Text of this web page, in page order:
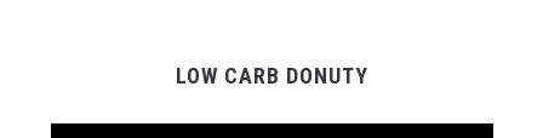
LOW CARB DONUTY